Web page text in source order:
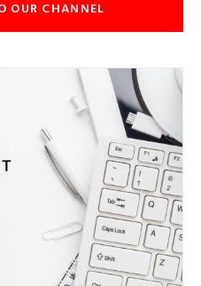
OUR CHANNEL